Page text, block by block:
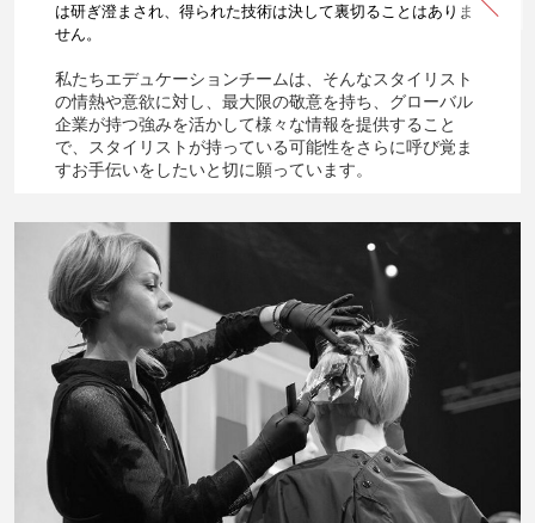
は研ぎ澄まされ、得られた技術は決して裏切ることはありま
せん。
私たちエデュケーションチームは、そんなスタイリスト
の情熱や意欲に対し、最大限の敬意を持ち、グローバル
企業が持つ強みを活かして様々な情報を提供すること
で、スタイリストが持っている可能性をさらに呼び覚ま
すお手伝いをしたいと切に願っています。